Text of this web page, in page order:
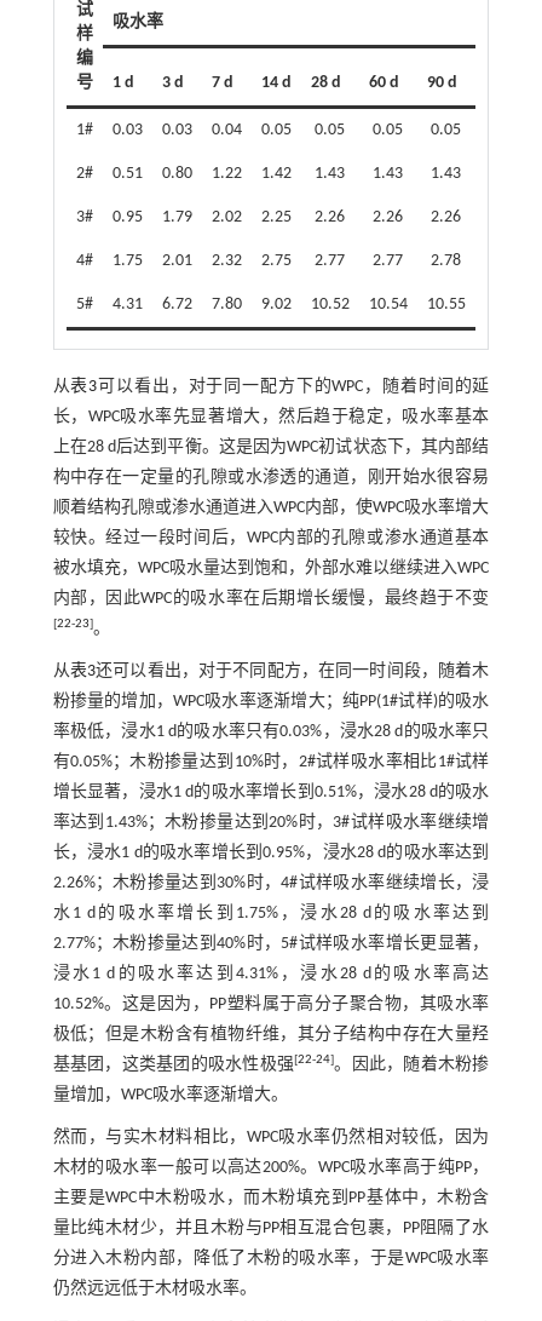
试
样
编
号
吸水率
1 d 3 d 7 d 14 d 28 d 60 d 90 d
1# 0.03 0.03 0.04 0.05 0.05 0.05 0.05
2# 0.51 0.80 1.22 1.42 1.43 1.43 1.43
3# 0.95 1.79 2.02 2.25 2.26 2.26 2.26
4# 1.75 2.01 2.32 2.75 2.77 2.77 2.78
5# 4.31 6.72 7.80 9.02 10.52 10.54 10.55
从表3 可以看出，对于同一配方下的WPC，随着时间的延
长，WPC吸水率先显著增大，然后趋于稳定，吸水率基本
上在28 d后达到平衡。这是因为WPC初试状态下，其内部结
构中存在一定量的孔隙或水渗透的通道，刚开始水很容易
顺着结构孔隙或渗水通道进入WPC内部，使WPC吸水率增大
较快。经过一段时间后，WPC内部的孔隙或渗水通道基本
被水填充，WPC吸水量达到饱和，外部水难以继续进入WPC
内部，因此WPC的吸水率在后期增长缓慢，最终趋于不变
[22-23]。
从表3还可以看出，对于不同配方，在同一时间段，随着木
粉掺量的增加，WPC吸水率逐渐增大；纯PP(1#试样)的吸水
率极低，浸水1 d的吸水率只有0.03%，浸水28 d的吸水率只
有0.05%；木粉掺量达到10%时，2#试样吸水率相比1#试样
增长显著，浸水1 d的吸水率增长到0.51%，浸水28 d的吸水
率达到1.43%；木粉掺量达到20%时，3#试样吸水率继续增
长，浸水1 d的吸水率增长到0.95%，浸水28 d的吸水率达到
2.26%；木粉掺量达到30%时，4#试样吸水率继续增长，浸
水1 d的吸水率增长到1.75%，浸水28 d的吸水率达到
2.77%；木粉掺量达到40%时，5#试样吸水率增长更显著，
浸水1 d的吸水率达到4.31%，浸水28 d的吸水率高达
10.52%。这是因为，PP塑料属于高分子聚合物，其吸水率
极低；但是木粉含有植物纤维，其分子结构中存在大量羟
基基团，这类基团的吸水性极强[22-24]。因此，随着木粉掺
量增加，WPC吸水率逐渐增大。
然而，与实木材料相比，WPC吸水率仍然相对较低，因为
木材的吸水率一般可以高达200%。WPC吸水率高于纯PP，
主要是WPC中木粉吸水，而木粉填充到PP基体中，木粉含
量比纯木材少，并且木粉与PP相互混合包裹，PP阻隔了水
分进入木粉内部，降低了木粉的吸水率，于是WPC吸水率
仍然远远低于木材吸水率。